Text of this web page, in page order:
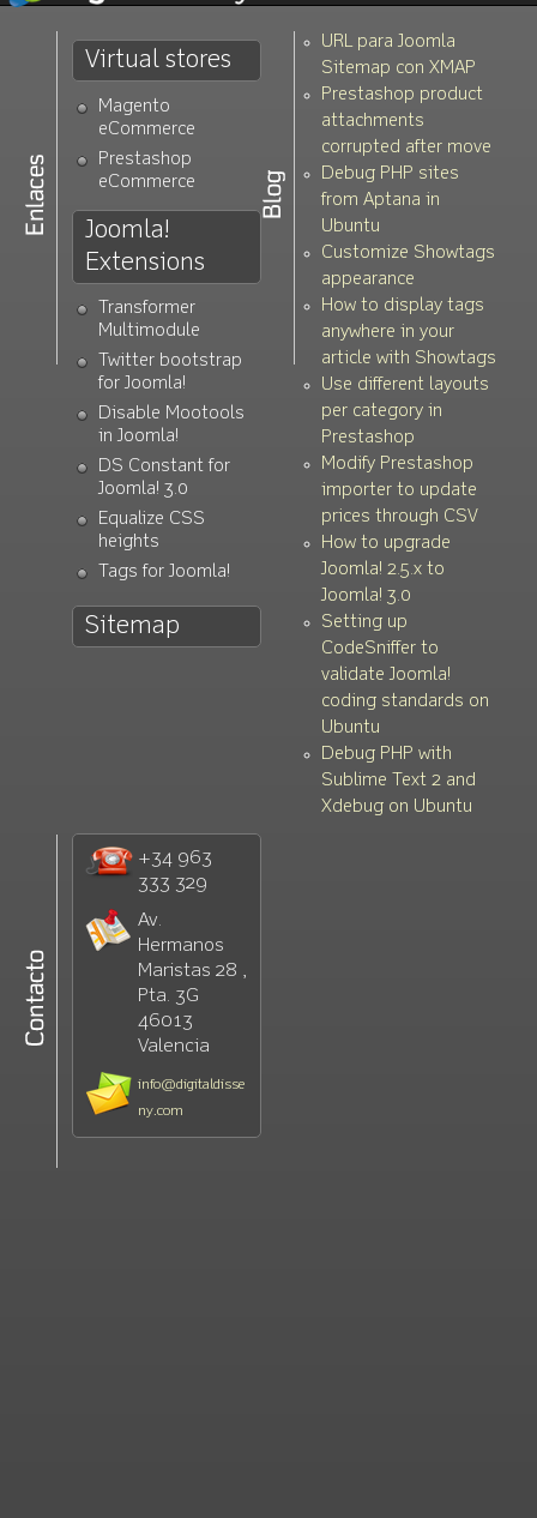
Virtual stores
Magento
eCommerce
Prestashop
eCommerce
Joomla!
Extensions
Transformer
Multimodule
Twitter bootstrap
for Joomla!
Disable Mootools
in Joomla!
DS Constant for
Joomla! 3.0
Equalize CSS
heights
Tags for Joomla!
Sitemap
URL para Joomla
Sitemap con XMAP
Prestashop product
attachments
corrupted after move
Debug PHP sites
from Aptana in
Ubuntu
Customize Showtags
appearance
How to display tags
anywhere in your
article with Showtags
Use different layouts
per category in
Prestashop
Modify Prestashop
importer to update
prices through CSV
How to upgrade
Joomla! 2.5.x to
Joomla! 3.0
Setting up
CodeSniffer to
validate Joomla!
coding standards on
Ubuntu
Debug PHP with
Sublime Text 2 and
Xdebug on Ubuntu
+34 963
333 329
Av.
Hermanos
Maristas 28 ,
Pta. 3G
46013
Valencia
info@digitaldisse
ny.com